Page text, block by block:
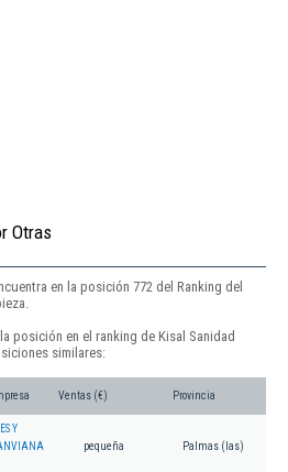
Otras
en la posición 772 del Ranking del
posición en el ranking de Kisal Sanidad
similares:
Ventas (€) Provincia
Y
pequeña Palmas (las)